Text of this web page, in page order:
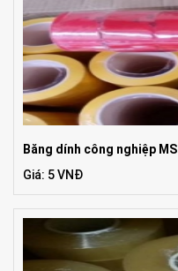
Băng dính công nghiệp MS
Giá: 5 VNĐ